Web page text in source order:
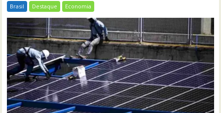
Brasil Destaque Economia